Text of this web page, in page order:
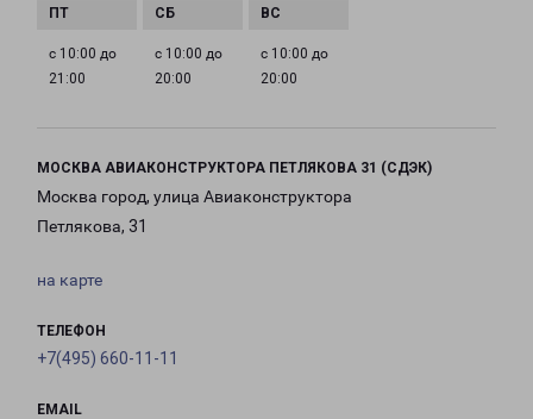
с 10:00 до
21:00
с 10:00 до
20:00
с 10:00 до
20:00
МОСКВА АВИАКОНСТРУКТОРА ПЕТЛЯКОВА 31 (СДЭК)
Москва город, улица Авиаконструктора
Петлякова, 31
на карте
ТЕЛЕФОН
+7(495) 660-11-11
EMAIL